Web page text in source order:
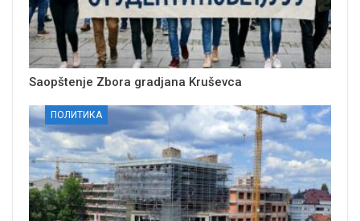
Saopštenje Zbora gradjana Kruševca
ПОЛИТИКА